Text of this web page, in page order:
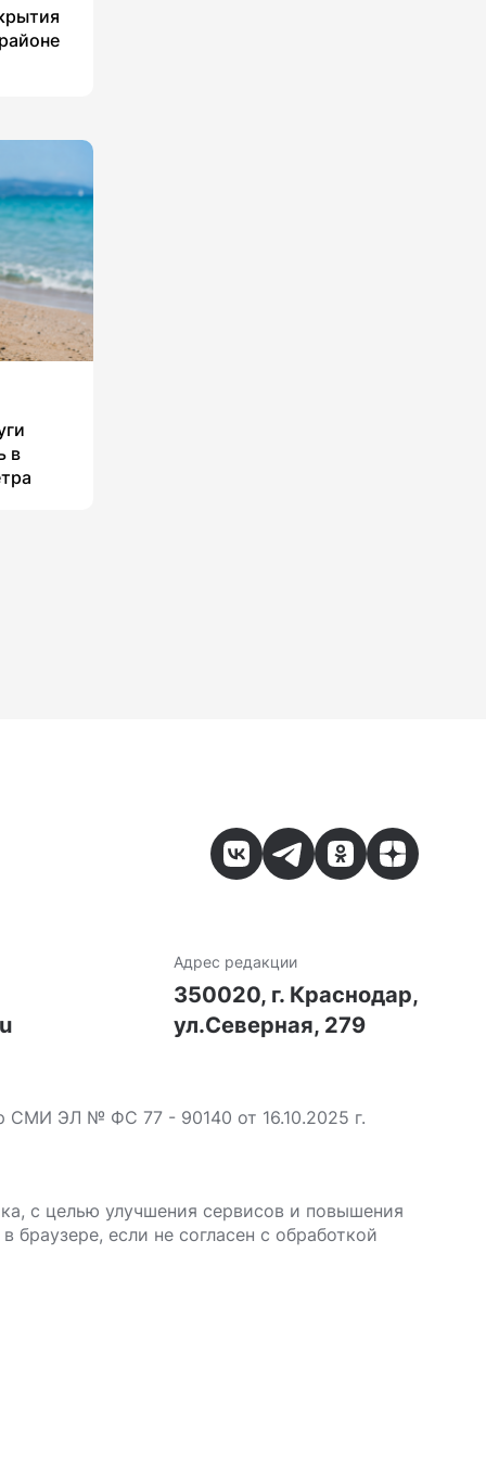
в
Адрес редакции
350020, г. Краснодар,
ул.Северная, 279
СМИ ЭЛ № ФС 77 - 90140 от 16.10.2025 г.
с целью улучшения сервисов и повышения
браузере, если не согласен с обработкой